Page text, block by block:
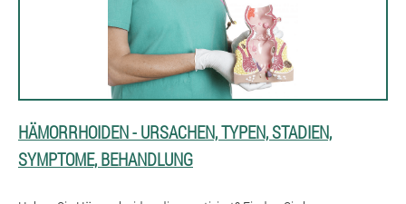
HÄMORRHOIDEN - URSACHEN, TYPEN, STADIEN,
SYMPTOME, BEHANDLUNG